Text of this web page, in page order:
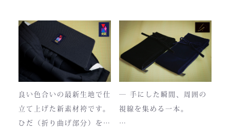
使い込むほどに色は落ち着
き、
あなただけの一着へと育っ
ていきます。
藍が変化していく時間ご
と、お楽しみください。
日本国内でも袴を手がける
職人が数えるほどしかいな
い今、
この袴は、一針一針に魂を
込めて仕立てられた 日本
最高峰の逸品 です。
製作の地は、火の国・熊
良い色合いの最新生地で仕
立て上げた新素材袴です。
ひだ（折り曲げ部分）を縫
― 手にした瞬間、周囲の
視線を集める一本。